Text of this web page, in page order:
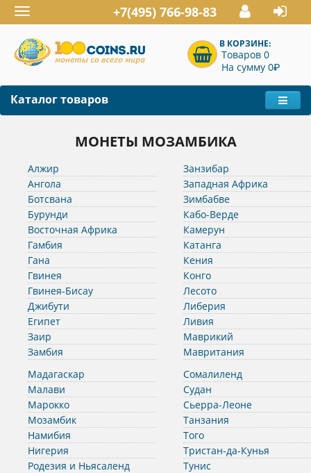
Toggle
navigation
+7(495) 766-98-83
В КОРЗИНЕ:
Товаров 0
На сумму 0P
Каталог товаров
МОНЕТЫ МОЗАМБИКА
Алжир
Ангола
Ботсвана
Бурунди
Восточная Африка
Гамбия
Гана
Гвинея
Гвинея-Бисау
Джибути
Египет
Заир
Замбия
Занзибар
Западная Африка
Зимбабве
Кабо-Верде
Камерун
Катанга
Кения
Конго
Лесото
Либерия
Ливия
Маврикий
Мавритания
Мадагаскар
Малави
Марокко
Мозамбик
Намибия
Нигерия
Родезия и Ньясаленд
Сомалиленд
Судан
Сьерра-Леоне
Танзания
Того
Тристан-да-Кунья
Тунис